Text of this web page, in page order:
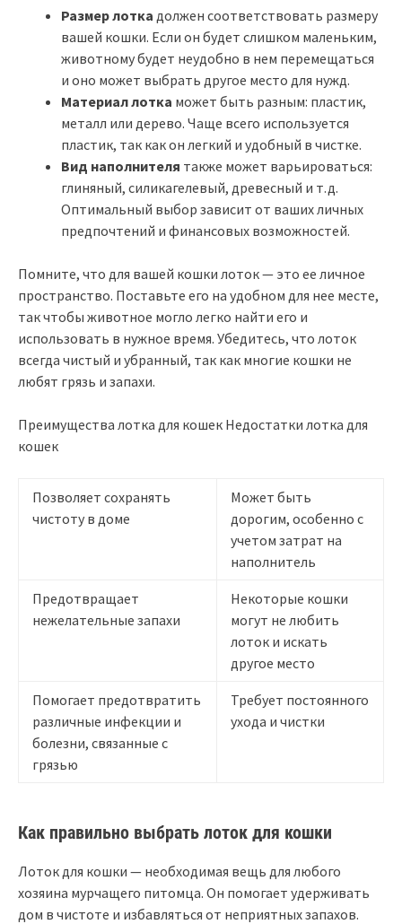
Размер лотка должен соответствовать размеру
вашей кошки. Если он будет слишком маленьким,
животному будет неудобно в нем перемещаться
и оно может выбрать другое место для нужд.
Материал лотка может быть разным: пластик,
металл или дерево. Чаще всего используется
пластик, так как он легкий и удобный в чистке.
Вид наполнителя также может варьироваться:
глиняный, силикагелевый, древесный и т.д.
Оптимальный выбор зависит от ваших личных
предпочтений и финансовых возможностей.
Помните, что для вашей кошки лоток — это ее личное
пространство. Поставьте его на удобном для нее месте,
так чтобы животное могло легко найти его и
использовать в нужное время. Убедитесь, что лоток
всегда чистый и убранный, так как многие кошки не
любят грязь и запахи.
Преимущества лотка для кошек Недостатки лотка для
кошек
Позволяет сохранять
чистоту в доме
Может быть
дорогим, особенно с
учетом затрат на
наполнитель
Предотвращает
нежелательные запахи
Некоторые кошки
могут не любить
лоток и искать
другое место
Помогает предотвратить
различные инфекции и
болезни, связанные с
грязью
Требует постоянного
ухода и чистки
Как правильно выбрать лоток для кошки
Лоток для кошки — необходимая вещь для любого
хозяина мурчащего питомца. Он помогает удерживать
дом в чистоте и избавляться от неприятных запахов.